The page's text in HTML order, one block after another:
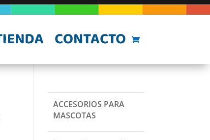
CONTACTO
ACCESORIOS PARA
MASCOTAS